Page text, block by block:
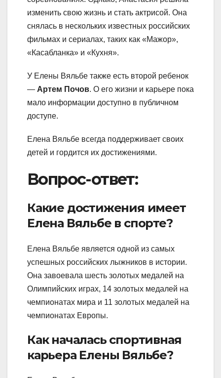
изменить свою жизнь и стать актрисой. Она
снялась в нескольких известных российских
фильмах и сериалах, таких как «Мажор»,
«Касабланка» и «Кухня».
У Елены Вяльбе также есть второй ребенок
— Артем Почов. О его жизни и карьере пока
мало информации доступно в публичном
доступе.
Елена Вяльбе всегда поддерживает своих
детей и гордится их достижениями.
Вопрос-ответ:
Какие достижения имеет
Елена Вяльбе в спорте?
Елена Вяльбе является одной из самых
успешных российских лыжников в истории.
Она завоевала шесть золотых медалей на
Олимпийских играх, 14 золотых медалей на
чемпионатах мира и 11 золотых медалей на
чемпионатах Европы.
Как началась спортивная
карьера Елены Вяльбе?